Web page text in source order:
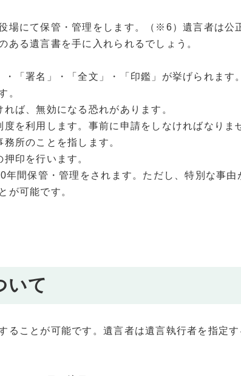
場にて保管・管理をします。（※6）遺言者は公
ある遺言書を手に入れられるでしょう。
「署名」・「全文」・「印鑑」が挙げられます
。
ば、無効になる恐れがあります。
を利用します。事前に申請をしなければなりま
所のことを指します。
印を行います。
年間保管・管理をされます。ただし、特別な事
が可能です。
いて
ることが可能です。遺言者は遺言執行者を指定